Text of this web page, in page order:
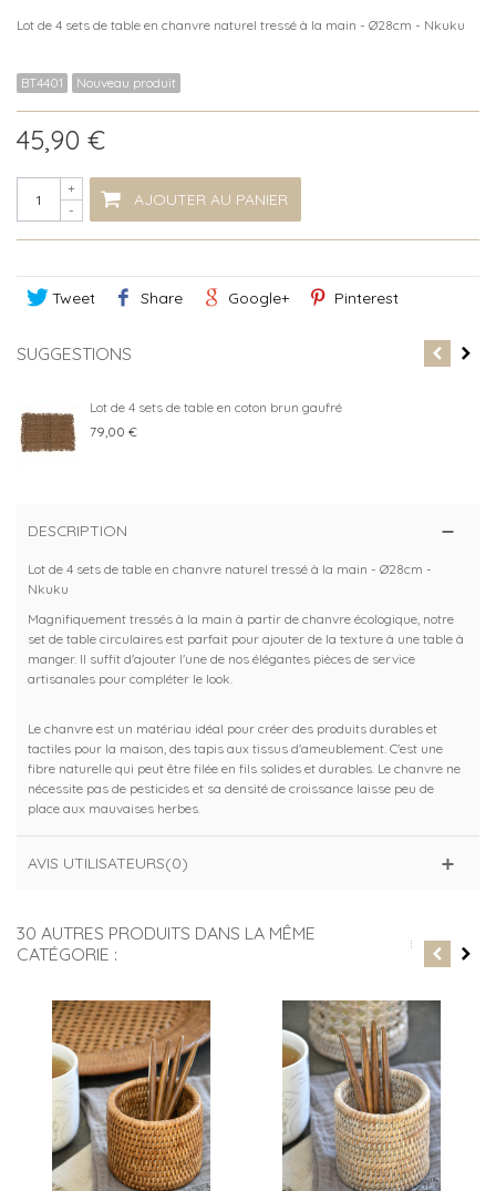
Lot de 4 sets de table en chanvre naturel tressé à la main - Ø28cm - Nkuku
BT4401 Nouveau produit
45,90 €
-
+
AJOUTER AU PANIER
Tweet Share Google+ Pinterest
SUGGESTIONS
Lot de 4 sets de table en coton brun gaufré
79,00 €
DESCRIPTION
Lot de 4 sets de table en chanvre naturel tressé à la main - Ø28cm -
Nkuku
Magnifiquement tressés à la main à partir de chanvre écologique, notre
set de table circulaires est parfait pour ajouter de la texture à une table à
manger. Il suffit d'ajouter l'une de nos élégantes pièces de service
artisanales pour compléter le look.
Le chanvre est un matériau idéal pour créer des produits durables et
tactiles pour la maison, des tapis aux tissus d'ameublement. C'est une
fibre naturelle qui peut être filée en fils solides et durables. Le chanvre ne
nécessite pas de pesticides et sa densité de croissance laisse peu de
place aux mauvaises herbes.
AVIS UTILISATEURS(0)
30 AUTRES PRODUITS DANS LA MÊME
CATÉGORIE :